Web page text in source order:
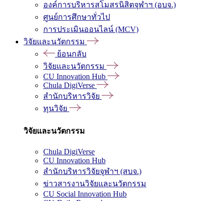
องค์การบริหารสโมสรนิสิตจุฬาฯ (อบจ.)
ศูนย์การศึกษาทั่วไป
การประเมินออนไลน์ (MCV)
วิจัยและนวัตกรรม
ย้อนกลับ
วิจัยและนวัตกรรม
CU Innovation Hub
Chula DigiVerse
สำนักบริหารวิจัย
ทุนวิจัย
วิจัยและนวัตกรรม
Chula DigiVerse
CU Innovation Hub
สำนักบริหารวิจัยจุฬาฯ (สบจ.)
ข่าวสารงานวิจัยและนวัตกรรม
CU Social Innovation Hub